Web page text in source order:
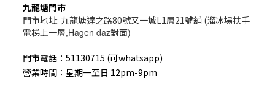
九龍塘門市
門市地址: 九龍塘達之路80號又一城L1層21號舖 (溜冰場扶手
電梯上一層,Hagen daz對面)
門市電話：51130715 (可whatsapp)
營業時間：星期一至日 12pm-9pm